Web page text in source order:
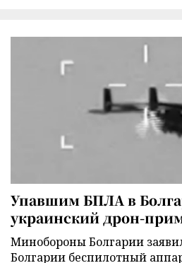
Упавшим БПЛА в
украинский дрон-
Минобороны Болгарии
Болгарии беспилотный